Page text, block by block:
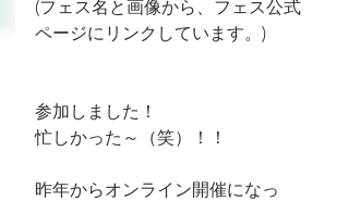
(フェス名と画像から、フェス公式
ページにリンクしています。)
参加しました！
忙しかった～（笑）！！
昨年からオンライン開催になっ